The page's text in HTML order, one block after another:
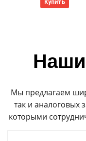
Купить
Мы предлагаем
так и аналоговых
которыми